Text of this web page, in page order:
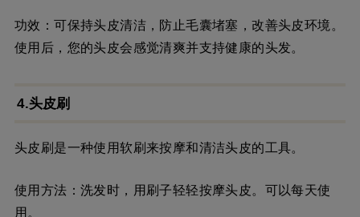
功效：可保持头皮清洁，防止毛囊堵塞，改善头皮环境。
使用后，您的头皮会感觉清爽并支持健康的头发。
4.头皮刷
头皮刷是一种使用软刷来按摩和清洁头皮的工具。
使用方法：洗发时，用刷子轻轻按摩头皮。可以每天使
用。